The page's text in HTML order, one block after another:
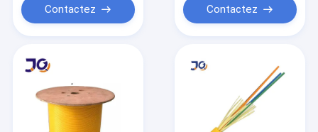
Contactez Contactez